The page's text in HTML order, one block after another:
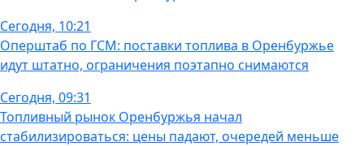
Сегодня, 10:21
Оперштаб по ГСМ: поставки топлива в Оренбуржье
идут штатно, ограничения поэтапно снимаются
Сегодня, 09:31
Топливный рынок Оренбуржья начал
стабилизироваться: цены падают, очередей меньше